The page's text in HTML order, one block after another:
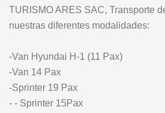
TURISMO ARES SAC, Transporte
nuestras diferentes modalidades:
-Van Hyundai H-1 (11 Pax)
-Van 14 Pax
-Sprinter 19 Pax
- - Sprinter 15Pax